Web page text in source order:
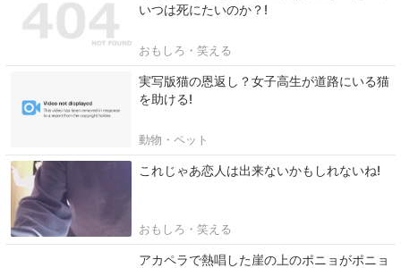
いつは死にたいのか？!
おもしろ・笑える
実写版猫の恩返し？女子高生が道路にいる猫
を助ける!
動物・ペット
これじゃあ恋人は出来ないかもしれないね!
おもしろ・笑える
アカペラで熱唱した崖の上のポニョがポニョ